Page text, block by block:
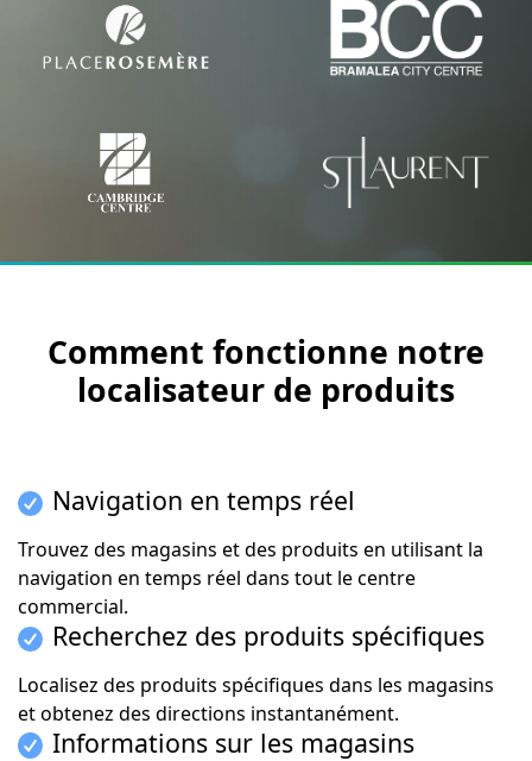
Comment fonctionne notre
localisateur de produits
Navigation en temps réel
Trouvez des magasins et des produits en utilisant la
navigation en temps réel dans tout le centre
commercial.
Recherchez des produits spécifiques
Localisez des produits spécifiques dans les magasins
et obtenez des directions instantanément.
Informations sur les magasins